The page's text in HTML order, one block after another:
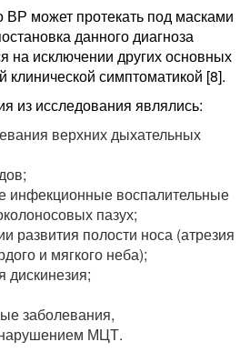
ВР может протекать под масками
данного диагноза
на исключении других основных
клинической симптоматикой [8].
из исследования являлись:
верхних дыхательных
инфекционные воспалительные
пазух;
развития полости носа (атрезия
и мягкого неба);
дискинезия;
заболевания,
МЦТ.